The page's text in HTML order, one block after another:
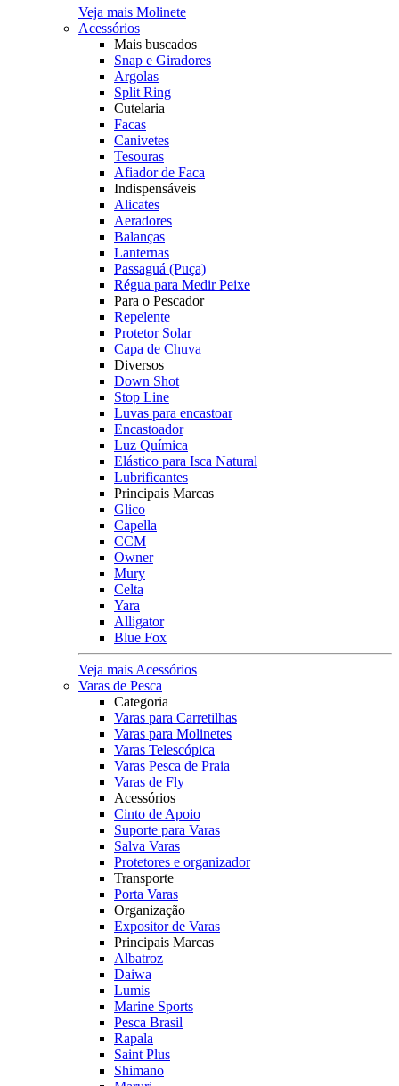
Veja mais Molinete
Acessórios
Mais buscados
Snap e Giradores
Argolas
Split Ring
Cutelaria
Facas
Canivetes
Tesouras
Afiador de Faca
Indispensáveis
Alicates
Aeradores
Balanças
Lanternas
Passaguá (Puça)
Régua para Medir Peixe
Para o Pescador
Repelente
Protetor Solar
Capa de Chuva
Diversos
Down Shot
Stop Line
Luvas para encastoar
Encastoador
Luz Química
Elástico para Isca Natural
Lubrificantes
Principais Marcas
Glico
Capella
CCM
Owner
Mury
Celta
Yara
Alligator
Blue Fox
Veja mais Acessórios
Varas de Pesca
Categoria
Varas para Carretilhas
Varas para Molinetes
Varas Telescópica
Varas Pesca de Praia
Varas de Fly
Acessórios
Cinto de Apoio
Suporte para Varas
Salva Varas
Protetores e organizador
Transporte
Porta Varas
Organização
Expositor de Varas
Principais Marcas
Albatroz
Daiwa
Lumis
Marine Sports
Pesca Brasil
Rapala
Saint Plus
Shimano